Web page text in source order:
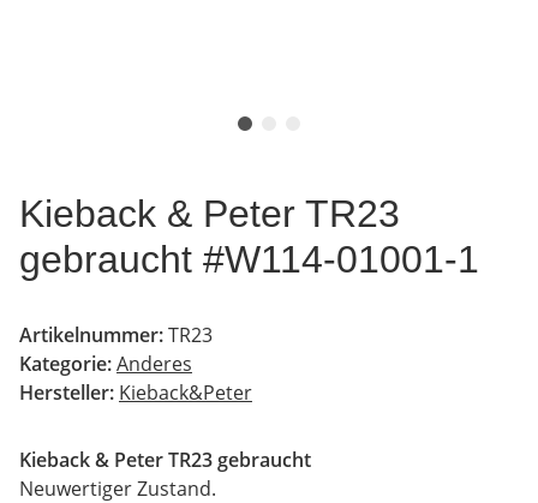
Kieback & Peter TR23
gebraucht #W114-01001-1
Artikelnummer:TR23
Kategorie:Anderes
Hersteller: Kieback&Peter
Kieback & Peter TR23 gebraucht
Neuwertiger Zustand.